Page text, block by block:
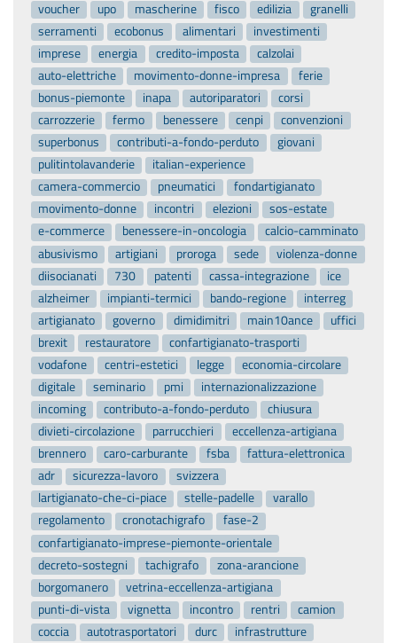
voucher
upo mascherine fisco edilizia
granelli
serramenti
ecobonus alimentari
investimenti
imprese
energia credito-imposta
calzolai
auto-elettriche
movimento-donne-impresa
ferie
bonus-piemonte
inapa autoriparatori
corsi
carrozzerie
fermo benessere cenpi
convenzioni
superbonus
contributi-a-fondo-perduto
giovani
pulitintolavanderie
italian-experience
camera-commercio
pneumatici
fondartigianato
movimento-donne
incontri elezioni
sos-estate
e-commerce
benessere-in-oncologia
calcio-camminato
abusivismo
artigiani proroga sede
violenza-donne
diisocianati
730 patenti cassa-integrazione
ice
alzheimer
impianti-termici bando-regione
interreg
artigianato
governo dimidimitri main10ance
uffici
brexit
restauratore
confartigianato-trasporti
vodafone
centri-estetici legge
economia-circolare
digitale
seminario pmi
internazionalizzazione
incoming
contributo-a-fondo-perduto
chiusura
divieti-circolazione
parrucchieri
eccellenza-artigiana
brennero
caro-carburante fsba
fattura-elettronica
adr
sicurezza-lavoro
svizzera
lartigianato-che-ci-piace
stelle-padelle
varallo
regolamento
cronotachigrafo
fase-2
confartigianato-imprese-piemonte-orientale
decreto-sostegni
tachigrafo
zona-arancione
borgomanero
vetrina-eccellenza-artigiana
punti-di-vista
vignetta incontro rentri
camion
coccia
autotrasportatori durc
infrastrutture